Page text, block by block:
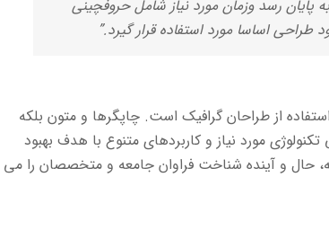
رسد وزمان مورد نیاز شامل حروفچینی
اساسا مورد استفاده قرار گیرد.”
از طراحان گرافیک است. چاپگرها و متون بلکه
مورد نیاز و کاربردهای متنوع با هدف بهبود
حال و آینده شناخت فراوان جامعه و متخصصان را می